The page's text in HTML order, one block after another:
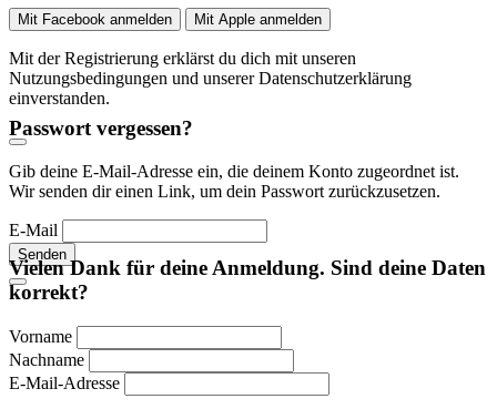
Mit Facebook anmelden Mit Apple anmelden
Mit der Registrierung erklärst du dich mit unseren
Nutzungsbedingungen und unserer Datenschutzerklärung
einverstanden.
Passwort vergessen?
Gib deine E-Mail-Adresse ein, die deinem Konto zugeordnet ist.
Wir senden dir einen Link, um dein Passwort zurückzusetzen.
E-Mail
Senden
Vielen Dank für deine Anmeldung. Sind deine Daten
korrekt?
Vorname
Nachname
E-Mail-Adresse